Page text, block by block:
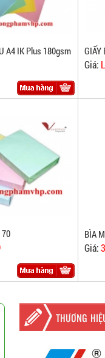
A4 IK Plus 180gsm
GIẤY
Giá:
BÌA
Giá:
THƯƠNG